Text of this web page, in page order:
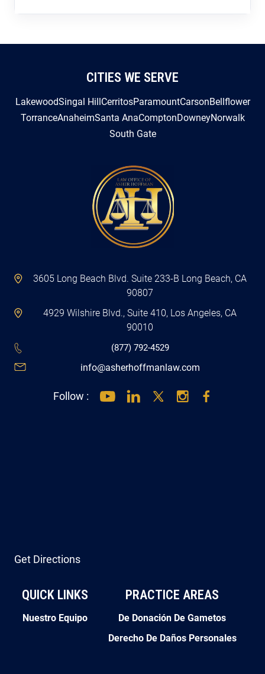
CITIES WE SERVE
LakewoodSingal HillCerritosParamountCarsonBellflower
TorranceAnaheimSanta AnaComptonDowneyNorwalk
South Gate
3605 Long Beach Blvd. Suite 233-B Long Beach, CA
90807
4929 Wilshire Blvd., Suite 410, Los Angeles, CA
90010
(877) 792-4529
info@asherhoffmanlaw.com
Follow :
Get Directions
QUICK LINKS
Nuestro Equipo
PRACTICE AREAS
De Donación De Gametos
Derecho De Daños Personales